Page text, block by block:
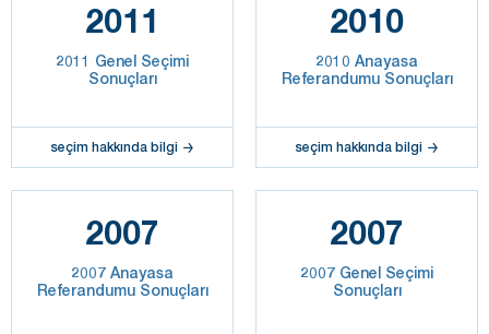
2011
2011 Genel Seçimi
Sonuçları
seçim hakkında bilgi
2010
2010 Anayasa
Referandumu Sonuçları
seçim hakkında bilgi
2007
2007 Anayasa
Referandumu Sonuçları
2007
2007 Genel Seçimi
Sonuçları